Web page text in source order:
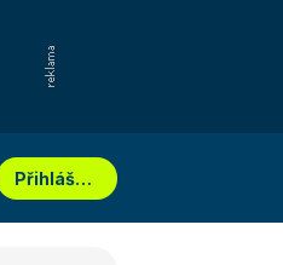
Přihlášení